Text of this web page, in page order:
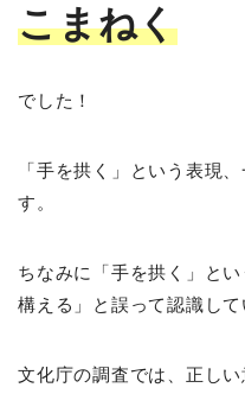
こまねく
でした！
「手を拱く」という表現
す。
ちなみに「手を拱く」と
構える」と誤って認識して
文化庁の調査では、正し